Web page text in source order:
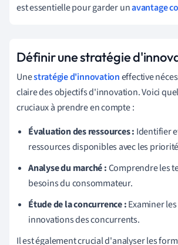
est essentielle pour garder unavantage
Définir une stratégie
Unestratégie d'innovationeffective
claire des objectifs d'innovation. Voici
cruciaux à prendre en compte :
Évaluation des ressources : Identifier
ressources disponibles avec les
Analyse du marché :Comprendre les
besoins du consommateur.
Étude de la concurrence :Examiner
innovations des concurrents.
Il est également crucial d'analyser les